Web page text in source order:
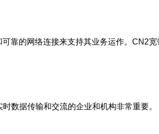
靠的网络连接来支持其业务运作。CN2
数据传输和交流的企业和机构非常重要。